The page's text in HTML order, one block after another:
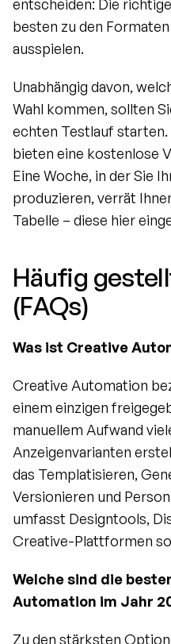
entscheiden: Die
besten zu den
ausspielen.
Unabhängig davon,
Wahl kommen, sollten
echten Testlauf
bieten eine kostenlose
Eine Woche, in der Sie
produzieren, verrät
Tabelle – diese hier
Häufig
(FAQs)
Was ist Creative
Creative Automation
einem einzigen
manuellem Aufwand
Anzeigenvarianten
das Templatisieren,
Versionieren und
umfasst Designtools,
Creative-Plattformen
Welche sind die
Automation im Jahr
Zu den stärksten